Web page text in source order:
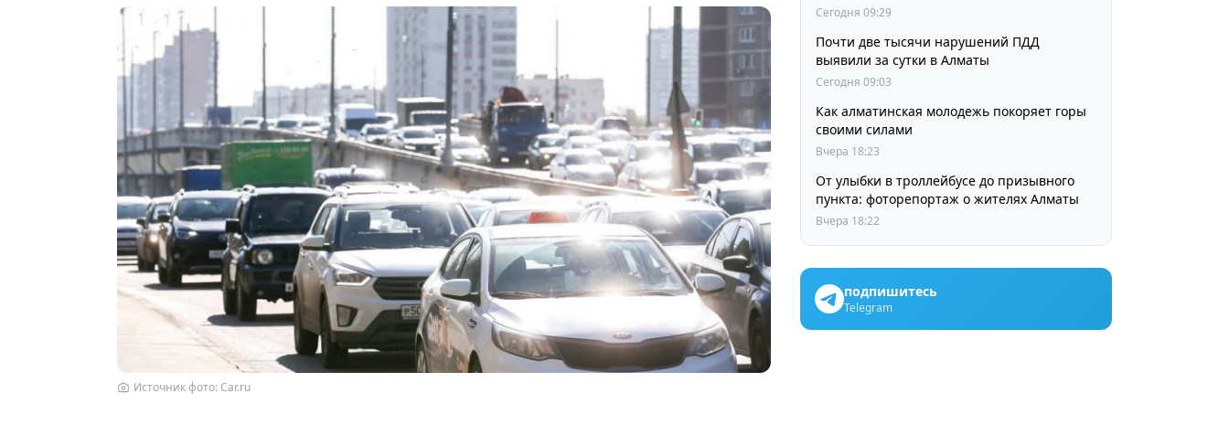
Источник фото: Car.ru
Сегодня 09:29
Почти две тысячи нарушений ПДД
выявили за сутки в Алматы
Сегодня 09:03
Как алматинская молодежь покоряет горы
своими силами
Вчера 18:23
От улыбки в троллейбусе до призывного
пункта: фоторепортаж о жителях Алматы
Вчера 18:22
подпишитесь
Telegram